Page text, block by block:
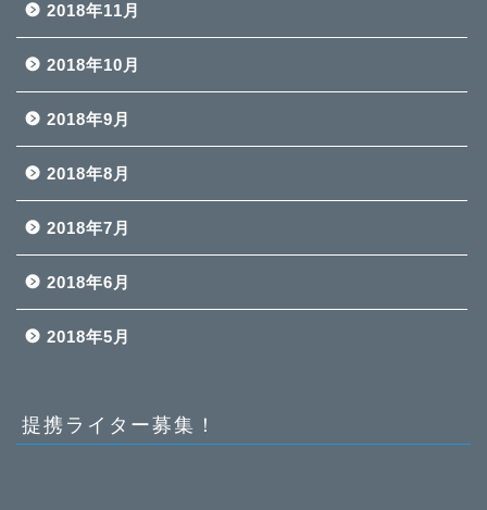
2018年11月
2018年10月
2018年9月
2018年8月
2018年7月
2018年6月
2018年5月
提携ライター募集！